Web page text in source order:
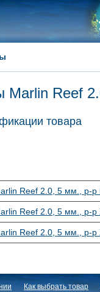
Marlin Reef
товара
Reef 2.0, 5 мм., р-р
Reef 2.0, 5 мм., р-р
Reef 2.0, 5 мм., р-р
Как выбрать товар